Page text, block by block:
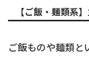
【ご飯・麺類系
ご飯ものや麺類と